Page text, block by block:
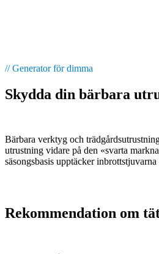
// Generator för dimma
Skydda din bärbara
Bärbara verktyg och
utrustning vidare på den «svarta
säsongsbasis upptäcker
Rekommendation om